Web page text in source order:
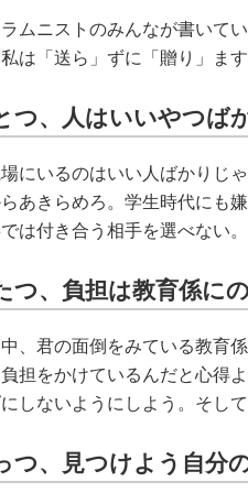
ムニストのみんなが書いて
は「送ら」ずに「贈り」ま
つ、人はいいやつば
にいるのはいい人ばかりじ
あきらめろ。学生時代にも
は付き合う相手を選べない
つ、負担は教育係に
、君の面倒をみている教育
担をかけているんだと心得
にしないようにしよう。そし
つ、見つけよう自分